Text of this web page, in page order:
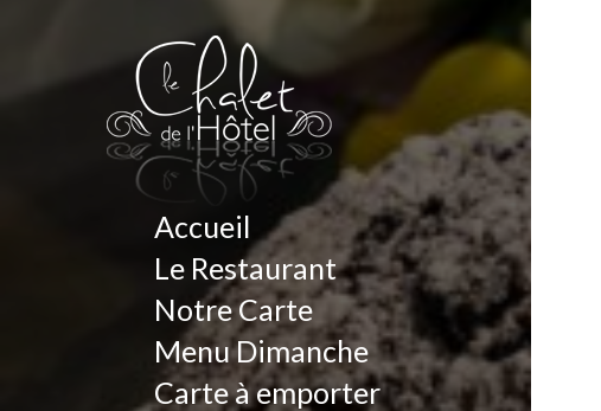
Accueil
Le Restaurant
Notre Carte
Menu Dimanche
Carte à emporter